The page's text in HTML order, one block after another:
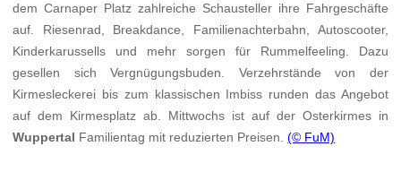
dem Carnaper Platz zahlreiche Schausteller ihre Fahrgeschäfte
auf. Riesenrad, Breakdance, Familienachterbahn, Autoscooter,
Kinderkarussells und mehr sorgen für Rummelfeeling. Dazu
gesellen sich Vergnügungsbuden. Verzehrstände von der
Kirmesleckerei bis zum klassischen Imbiss runden das Angebot
auf dem Kirmesplatz ab. Mittwochs ist auf der Osterkirmes in
Wuppertal Familientag mit reduzierten Preisen.(© FuM)